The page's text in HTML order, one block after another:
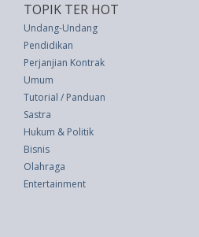
TOPIK TER HOT
Undang-Undang
Pendidikan
Perjanjian Kontrak
Umum
Tutorial / Panduan
Sastra
Hukum & Politik
Bisnis
Olahraga
Entertainment